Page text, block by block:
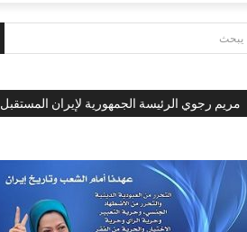
يبحث
مريم رجوي الرئيسة الجمهورية لإيران المستقبل